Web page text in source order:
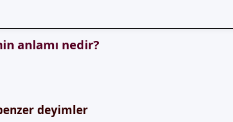
anlamı nedir?
deyimler